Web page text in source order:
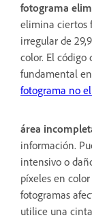
fotograma
elimina ciertos
irregular de
color. El
fundamental
fotograma no
área
información.
intensivo o
píxeles en
fotogramas
utilice una